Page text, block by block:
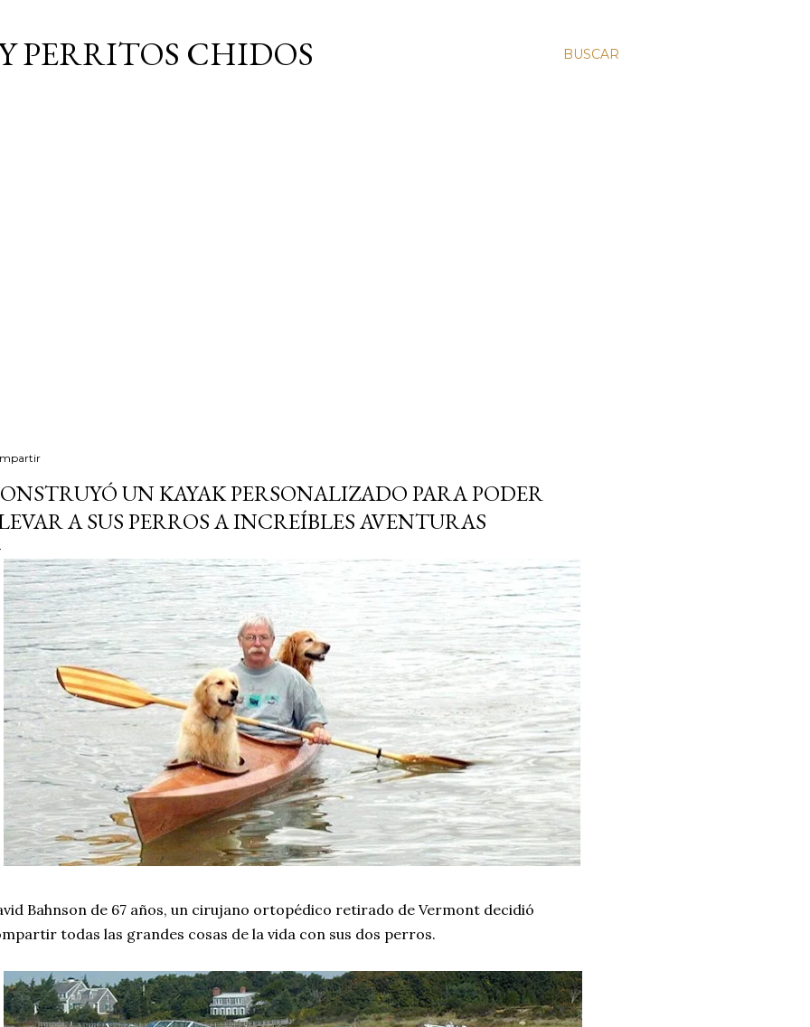
BUSCAR
PERRITOS CHIDOS
UN KAYAK PERSONALIZADO PARA PODER
A SUS PERROS A INCREÍBLES AVENTURAS
Bahnson de 67 años, un cirujano ortopédico retirado de Vermont decidió
todas las grandes cosas de la vida con sus dos perros.